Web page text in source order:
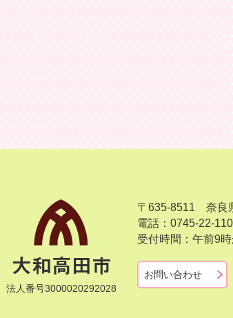
法人番号3000020292028
〒635-8511 奈良
電話：0745-22-
受付時間：午前9
お問い合わせ